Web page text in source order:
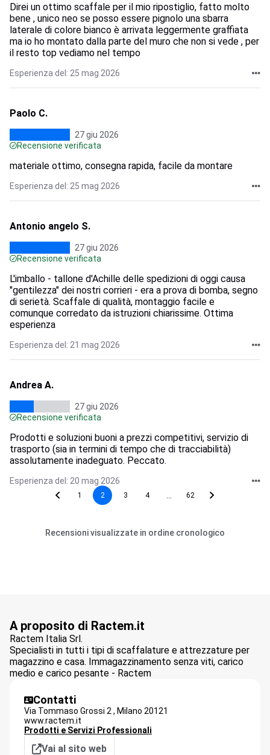
Direi un ottimo scaffale per il mio ripostiglio, fatto molto
bene , unico neo se posso essere pignolo una sbarra
laterale di colore bianco è arrivata leggermente graffiata
ma io ho montato dalla parte del muro che non si vede , per
il resto top vediamo nel tempo
Esperienza del: 25 mag 2026
Paolo C.
27 giu 2026
Recensione verificata
materiale ottimo, consegna rapida, facile da montare
Esperienza del: 25 mag 2026
Antonio angelo S.
27 giu 2026
Recensione verificata
L'imballo - tallone d'Achille delle spedizioni di oggi causa
"gentilezza" dei nostri corrieri - era a prova di bomba, segno
di serietà. Scaffale di qualità, montaggio facile e
comunque corredato da istruzioni chiarissime. Ottima
esperienza
Esperienza del: 21 mag 2026
Andrea A.
27 giu 2026
Recensione verificata
Prodotti e soluzioni buoni a prezzi competitivi, servizio di
trasporto (sia in termini di tempo che di tracciabilità)
assolutamente inadeguato. Peccato.
Esperienza del: 20 mag 2026
1 2 3 4 62
Recensioni visualizzate in ordine cronologico
A proposito di Ractem.it
Ractem Italia Srl.
Specialisti in tutti i tipi di scaffalature e attrezzature per
magazzino e casa. Immagazzinamento senza viti, carico
medio e carico pesante - Ractem
Contatti
Via Tommaso Grossi 2 , Milano 20121
www.ractem.it
Prodotti e Servizi Professionali
Vai al sito web